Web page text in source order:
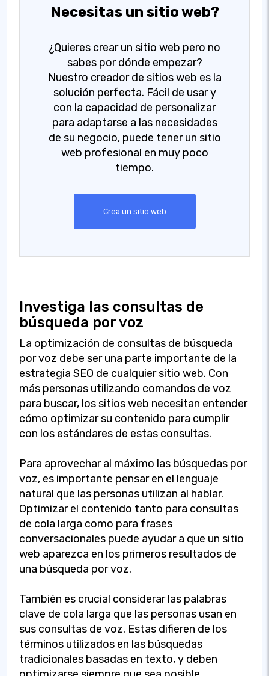
Necesitas un sitio web?
¿Quieres crear un sitio web pero no
sabes por dónde empezar?
Nuestro creador de sitios web es la
solución perfecta. Fácil de usar y
con la capacidad de personalizar
para adaptarse a las necesidades
de su negocio, puede tener un sitio
web profesional en muy poco
tiempo.
Crea un sitio web
Investiga las consultas de
búsqueda por voz
La optimización de consultas de búsqueda
por voz debe ser una parte importante de la
estrategia SEO de cualquier sitio web. Con
más personas utilizando comandos de voz
para buscar, los sitios web necesitan entender
cómo optimizar su contenido para cumplir
con los estándares de estas consultas.
Para aprovechar al máximo las búsquedas por
voz, es importante pensar en el lenguaje
natural que las personas utilizan al hablar.
Optimizar el contenido tanto para consultas
de cola larga como para frases
conversacionales puede ayudar a que un sitio
web aparezca en los primeros resultados de
una búsqueda por voz.
También es crucial considerar las palabras
clave de cola larga que las personas usan en
sus consultas de voz. Estas difieren de los
términos utilizados en las búsquedas
tradicionales basadas en texto, y deben